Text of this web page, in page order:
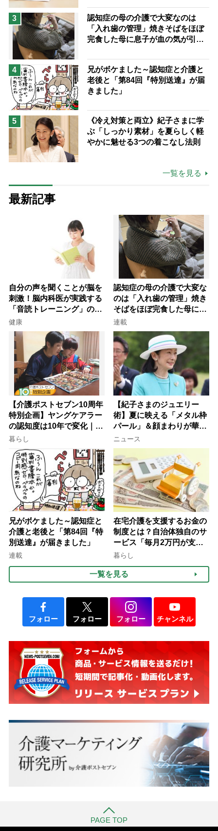
3
認知症の母の介護で大変なのは
「入れ歯の管理」焼きそばをほぼ
完食した母に息子が血の気が引い
4
兄がボケました～認知症と介護と
老後と「第84回『特別送達』が届
きました」
5
《冷え対策と両立》紀子さまに学
ぶ「しっかり素材」を夏らしく軽
やかに魅せる3つの着こなし法則
一覧を見る
最新記事
自分の声を聞くことが脳を
刺激！脳内科医が実践する
「音読トレーニング」の極
意
健康
認知症の母の介護で大変な
のは「入れ歯の管理」焼き
そばをほぼ完食した母に息
子が血の気が引いた理由
連載
【介護ポストセブン10周年
特別企画】ヤングケアラー
の認知度は10年で変化｜流
行語大賞にノミネート、法
律にも明記されたが果たし
て現在は？
暮らし
【紀子さまのジュエリー
術】夏に映える「メタル枠
パール」＆顔まわりが華や
ぐ「揺れる一粒」の使い分
け方
ニュース
兄がボケました～認知症と
介護と老後と「第84回『特
別送達』が届きました」
連載
在宅介護を支援するお金の
制度とは？自治体独自のサ
ービス「毎月2万円が支給
される」ケースも【FP解
暮らし
一覧を見る
フォロー フォロー フォロー チャンネル
PAGE TOP